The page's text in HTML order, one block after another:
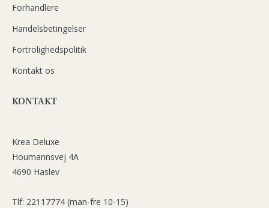
Forhandlere
Handelsbetingelser
Fortrolighedspolitik
Kontakt os
KONTAKT
Krea Deluxe
Houmannsvej 4A
4690 Haslev
Tlf: 22117774 (man-fre 10-15)